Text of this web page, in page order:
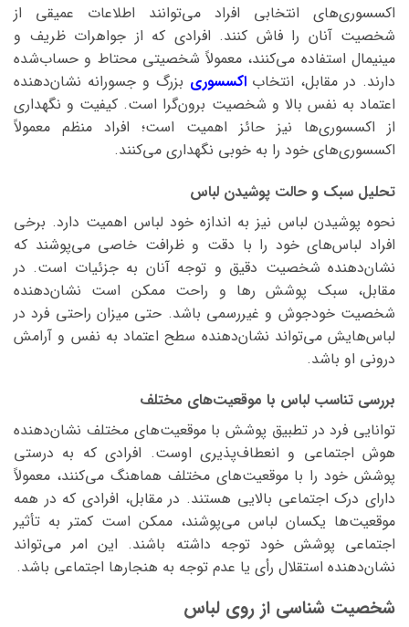
اکسسوری‌های انتخابی افراد می‌توانند اطلاعات عمیقی از
شخصیت آنان را فاش کنند. افرادی که از جواهرات ظریف و
مینیمال استفاده می‌کنند، معمولاً شخصیتی محتاط و حساب‌شده
دارند. در مقابل، انتخاباکسسوری‌ بزرگ و جسورانه نشان‌دهنده
اعتماد به نفس بالا و شخصیت برون‌گرا است. کیفیت و نگهداری
از اکسسوری‌ها نیز حائز اهمیت است؛ افراد منظم معمولاً
اکسسوری‌های خود را به خوبی نگهداری می‌کنند.
تحلیل سبک و حالت پوشیدن لباس
نحوه پوشیدن لباس نیز به اندازه خود لباس اهمیت دارد. برخی
افراد لباس‌های خود را با دقت و ظرافت خاصی می‌پوشند که
نشان‌دهنده شخصیت دقیق و توجه آنان به جزئیات است. در
مقابل، سبک پوشش رها و راحت ممکن است نشان‌دهنده
شخصیت خودجوش و غیررسمی باشد. حتی میزان راحتی فرد در
لباس‌هایش می‌تواند نشان‌دهنده سطح اعتماد به نفس و آرامش
درونی او باشد.
بررسی تناسب لباس با موقعیت‌های مختلف
توانایی فرد در تطبیق پوشش با موقعیت‌های مختلف نشان‌دهنده
هوش اجتماعی و انعطاف‌پذیری اوست. افرادی که به درستی
پوشش خود را با موقعیت‌های مختلف هماهنگ می‌کنند، معمولاً
دارای درک اجتماعی بالایی هستند. در مقابل، افرادی که در همه
موقعیت‌ها یکسان لباس می‌پوشند، ممکن است کمتر به تأثیر
اجتماعی پوشش خود توجه داشته باشند. این امر می‌تواند
نشان‌دهنده استقلال رأی یا عدم توجه به هنجارها اجتماعی باشد.
شخصیت شناسی از روی لباس